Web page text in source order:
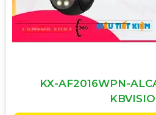
KX-AF2016WPN-